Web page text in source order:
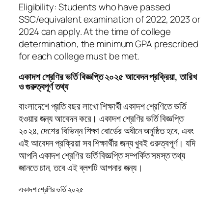
Eligibility: Students who have passed
SSC/equivalent examination of 2022, 2023 or
2024 can apply. At the time of college
determination, the minimum GPA prescribed
for each college must be met.
একাদশ শ্রেণির ভর্তি বিজ্ঞপ্তি ২০২৫ আবেদন প্রক্রিয়া, তারিখ
ও গুরুত্বপূর্ণ তথ্য
বাংলাদেশে প্রতি বছর লাখো শিক্ষার্থী একাদশ শ্রেণিতে ভর্তি
হওয়ার জন্য আবেদন করে। একাদশ শ্রেণির ভর্তি বিজ্ঞপ্তি
২০২৪, দেশের বিভিন্ন শিক্ষা বোর্ডের অধীনে অনুষ্ঠিত হবে, এবং
এই আবেদন প্রক্রিয়া সব শিক্ষার্থীর জন্য খুবই গুরুত্বপূর্ণ। যদি
আপনি একাদশ শ্রেণির ভর্তি বিজ্ঞপ্তি সম্পর্কিত সমস্ত তথ্য
জানতে চান, তবে এই ব্লগটি আপনার জন্য।
একাদশ শ্রেণির ভর্তি ২০২৫